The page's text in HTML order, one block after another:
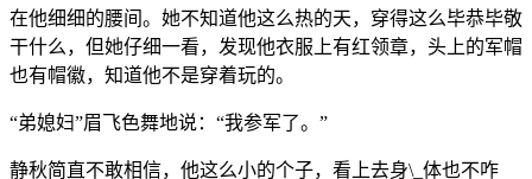
在他细细的腰间。她不知道他这么热的天，穿得这么毕恭毕敬
干什么，但她仔细一看，发现他衣服上有红领章，头上的军帽
也有帽徽，知道他不是穿着玩的。
“弟媳妇”眉飞色舞地说：“我参军了。”
静秋简直不敢相信，他这么小的个子，看上去身\_体也不咋